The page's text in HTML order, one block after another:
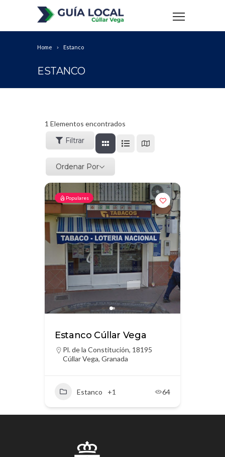
Home Estanco
ESTANCO
1 Elementos encontrados
Filtrar
Ordenar Por
Populares
Estanco Cúllar Vega
Pl. de la Constitución, 18195
Cúllar Vega, Granada
Estanco +1 64